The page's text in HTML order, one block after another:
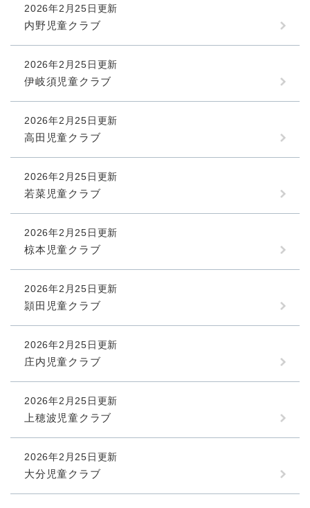
2026年2月25日更新
内野児童クラブ
2026年2月25日更新
伊岐須児童クラブ
2026年2月25日更新
高田児童クラブ
2026年2月25日更新
若菜児童クラブ
2026年2月25日更新
椋本児童クラブ
2026年2月25日更新
頴田児童クラブ
2026年2月25日更新
庄内児童クラブ
2026年2月25日更新
上穂波児童クラブ
2026年2月25日更新
大分児童クラブ